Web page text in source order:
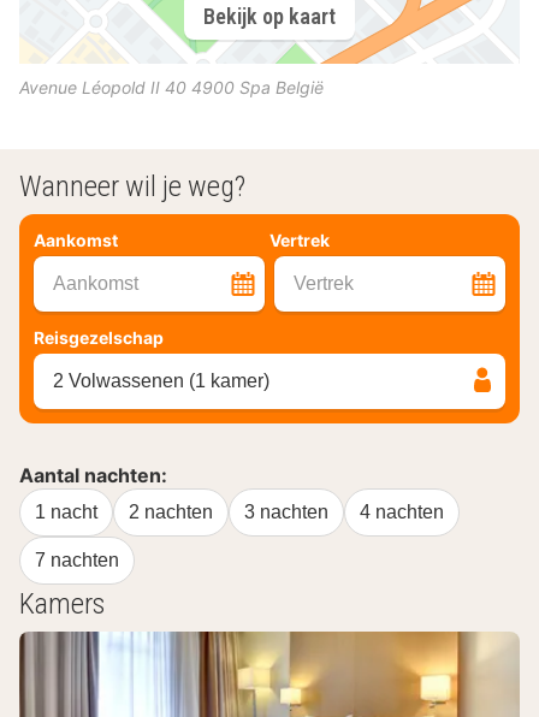
Bekijk op kaart
Avenue Léopold II 40 4900 Spa België
Wanneer wil je weg?
Aankomst Vertrek
Aankomst Vertrek
Reisgezelschap
2 Volwassenen (1 kamer)
Aantal nachten:
1 nacht 2 nachten 3 nachten 4 nachten
7 nachten
Kamers